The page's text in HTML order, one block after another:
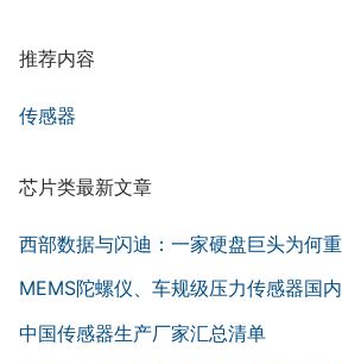
推荐内容
传感器
芯片类最新文章
西部数据与闪迪：一家硬盘巨头为何
MEMS陀螺仪、车规级压力传感器国
中国传感器生产厂家汇总清单